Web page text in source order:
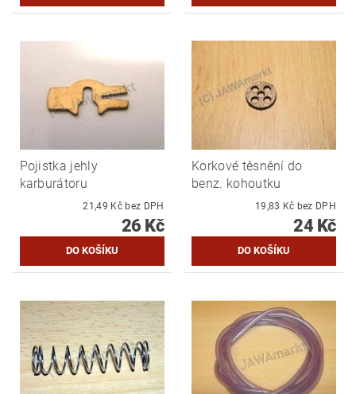
Pojistka jehly
karburátoru
21,49 Kč bez DPH
26 Kč
Korkové těsnění do
benz. kohoutku
19,83 Kč bez DPH
24 Kč